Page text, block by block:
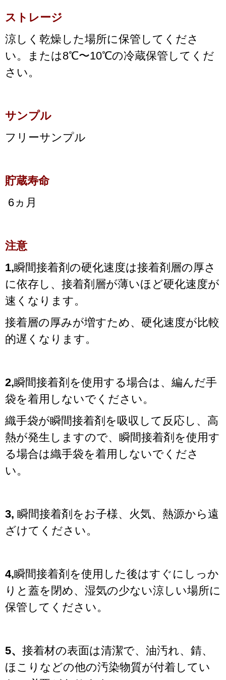
ストレージ
涼しく乾燥した場所に保管してくださ
い。または8℃〜10℃の冷蔵保管してくだ
さい。
サンプル
フリーサンプル
貯蔵寿命
6ヵ月
注意
1,瞬間接着剤の硬化速度は接着剤層の厚さ
に依存し、接着剤層が薄いほど硬化速度が
速くなります。
接着層の厚みが増すため、硬化速度が比較
的遅くなります。
2,瞬間接着剤を使用する場合は、編んだ手
袋を着用しないでください。
織手袋が瞬間接着剤を吸収して反応し、高
熱が発生しますので、瞬間接着剤を使用す
る場合は織手袋を着用しないでくださ
い。
3, 瞬間接着剤をお子様、火気、熱源から遠
ざけてください。
4,瞬間接着剤を使用した後はすぐにしっか
りと蓋を閉め、湿気の少ない涼しい場所に
保管してください。
5、 接着材の表面は清潔で、油汚れ、錆、
ほこりなどの他の汚染物質が付着してい